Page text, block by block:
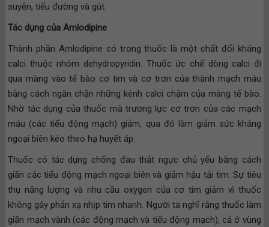
suyễn, tiểu đường và gút.
Tác dụng của Amlodipine
Thành phần Amlodipine có trong thuốc là một chất đối kháng
calci thuộc nhóm dehydropyridin. Thuốc ức chế dòng calci đi
qua màng vào tế bào cơ tim và cơ trơn của thành mạch máu
bằng cách ngăn chặn những kênh calci chậm của màng tế bào.
Nhờ tác dụng của thuốc mà trương lực cơ trơn của các mạch
máu (các tiểu động mạch) giảm, qua đó làm giảm sức kháng
ngoại biên kéo theo hạ huyết áp.
Thuốc có tác dụng chống đau thắt ngực chủ yếu bằng cách
giãn các tiểu động mạch ngoại biên và giảm hậu tải tim. Sự tiêu
thụ năng lượng và nhu cầu oxygen của cơ tim giảm vì thuốc
không gây phản xạ nhịp tim nhanh. Người ta nghĩ rằng thuốc làm
giãn mạch vành (các động mạch và tiểu động mạch), cả ở vùng